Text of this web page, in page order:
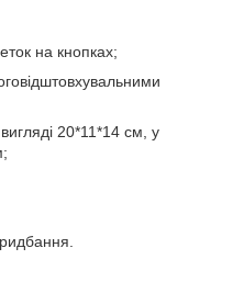
на кнопках;
20*11*14 см, у